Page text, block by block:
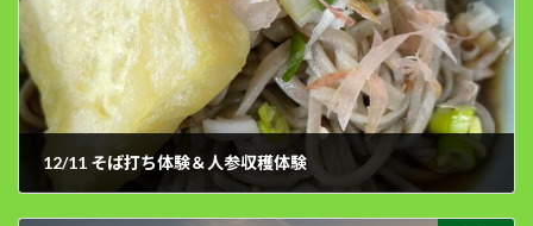
12/11 そば打ち体験＆人参収穫体験